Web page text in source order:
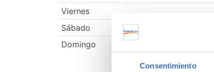
Consentimiento
Viernes
Sábado
Domingo